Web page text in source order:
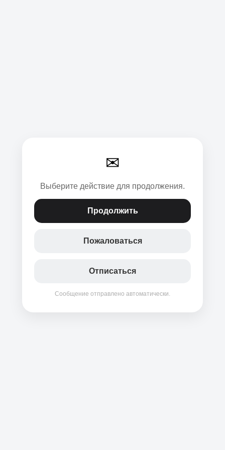
✉
Выберите действие для продолжения.
Продолжить
Пожаловаться
Отписаться
Сообщение отправлено автоматически.